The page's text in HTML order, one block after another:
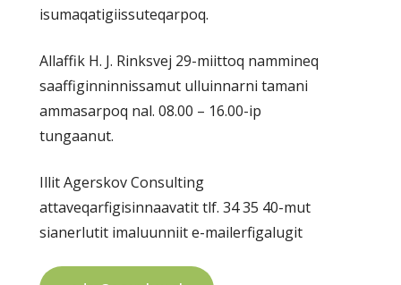
isumaqatigiissuteqarpoq.
Allaffik H. J. Rinksvej 29-miittoq nammineq
saaffiginninnissamut ulluinnarni tamani
ammasarpoq nal. 08.00 – 16.00-ip
tungaanut.
Illit Agerskov Consulting
attaveqarfigisinnaavatit tlf. 34 35 40-mut
sianerlutit imaluunniit e-mailerfigalugit